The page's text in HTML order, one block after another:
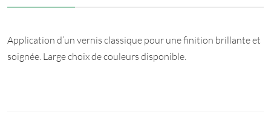
Application d’un vernis classique pour une finition brillante et
soignée. Large choix de couleurs disponible.